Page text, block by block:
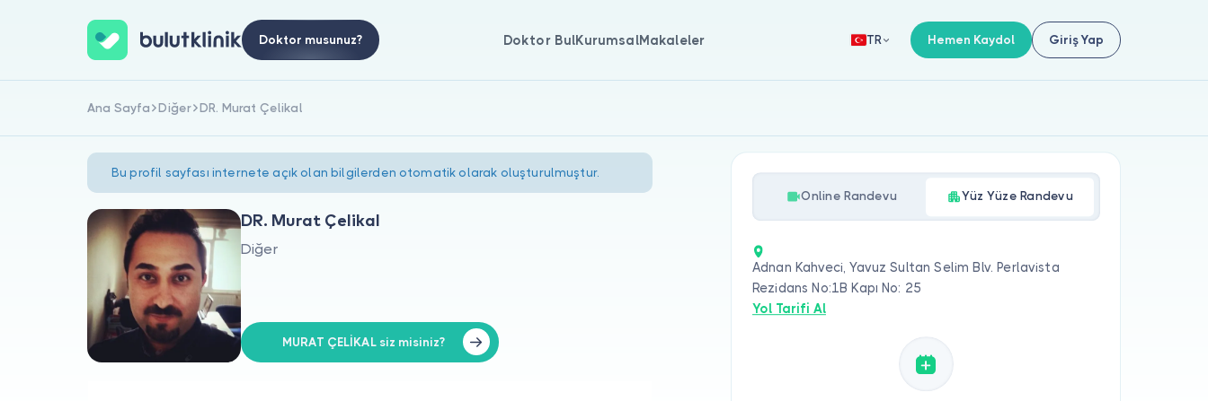
Doktor musunuz? Doktor BulKurumsalMakaleler TR Hemen Kaydol Giriş Yap
Ana Sayfa Diğer DR. Murat Çelikal
Bu profil sayfası internete açık olan bilgilerden otomatik olarak oluşturulmuştur.
DR. Murat Çelikal
Diğer
MURAT ÇELİKAL siz misiniz?
Online Randevu Yüz Yüze Randevu
Adnan Kahveci, Yavuz Sultan Selim Blv. Perlavista
Rezidans No:1B Kapı No: 25
Yol Tarifi Al